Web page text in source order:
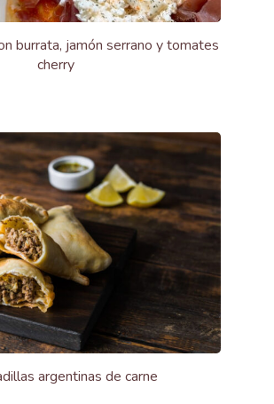
burrata, jamón serrano y tomates
cherry
argentinas de carne